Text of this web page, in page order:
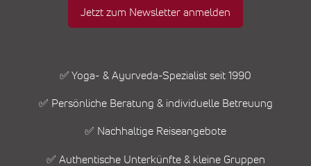
Jetzt zum Newsletter anmelden
✅ Yoga- & Ayurveda-Spezialist seit 1990
✅ Persönliche Beratung & individuelle Betreuung
✅ Nachhaltige Reiseangebote
✅ Authentische Unterkünfte & kleine Gruppen